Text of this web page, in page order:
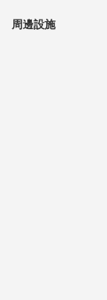
周邊設施